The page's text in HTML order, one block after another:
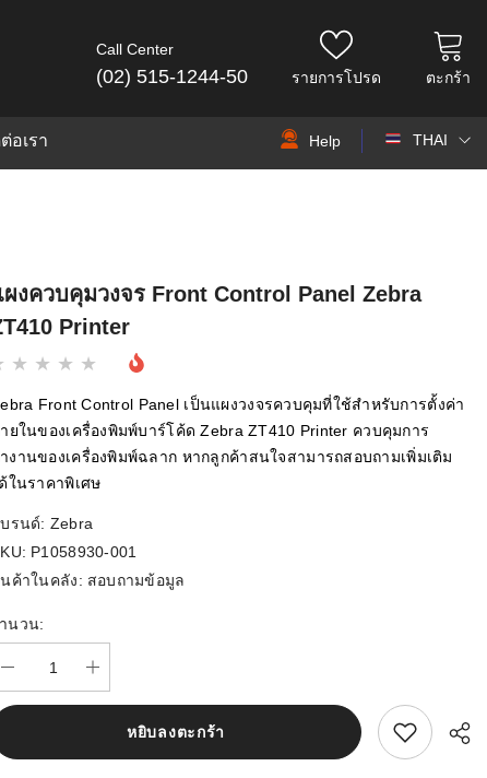
Call Center
(02) 515-1244-50 รายการโปรด ตะกร้า
อเรา Help THAI
ผงควบคุมวงจร Front Control Panel Zebra
Printer
Front Control Panel เป็นแผงวงจรควบคุมที่ใช้สำหรับการตั้งค่า
ยในของเครื่องพิมพ์บาร์โค้ด Zebra ZT410 Printer ควบคุมการ
งานของเครื่องพิมพ์ฉลาก หากลูกค้าสนใจสามารถสอบถามเพิ่มเติม
ในราคาพิเศษ
รนด์: Zebra
P1058930-001
ค้าในคลัง: สอบถามข้อมูล
นวน:
หยิบลงตะกร้า สนใจสิ้นค้านี้